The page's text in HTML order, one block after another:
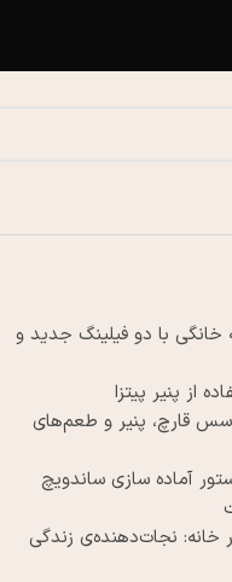
با دو فیلینگ جدید و
از پنیر پیتزا
قارچ، پنیر و طعم‌های
آماده سازی ساندویچ
خانه: نجات‌دهنده‌ی زندگی